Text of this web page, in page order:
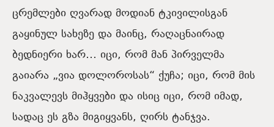
ცრემლები ღვარად მოდიან ტკივილისგან
გაყინულ სახეზე და მაინც, რაღაცნაირად
ბედნიერი ხარ… იცი, რომ მან პირველმა
გაიარა „ვია დოლოროსას“ ქუჩა; იცი, რომ მის
ნაკვალევს მიჰყვები და ისიც იცი, რომ იმად,
სადაც ეს გზა მიგიყვანს, ღირს ტანჯვა.